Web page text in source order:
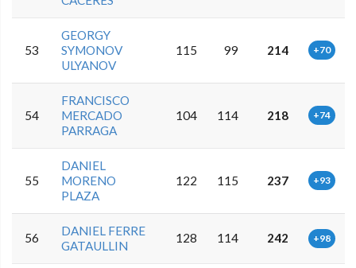
53
GEORGY
SYMONOV
ULYANOV
115 99 214 +70
54
FRANCISCO
MERCADO
PARRAGA
104 114 218 +74
55
DANIEL
MORENO
PLAZA
122 115 237 +93
56
DANIEL FERRE
GATAULLIN
128 114 242 +98